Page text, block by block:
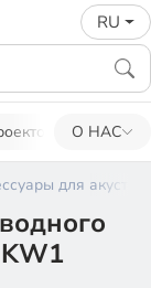
RU
О НАС
для